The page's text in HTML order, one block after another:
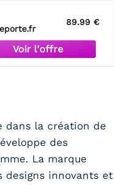
89.99 €
dans la création de
des
La marque
designs innovants et